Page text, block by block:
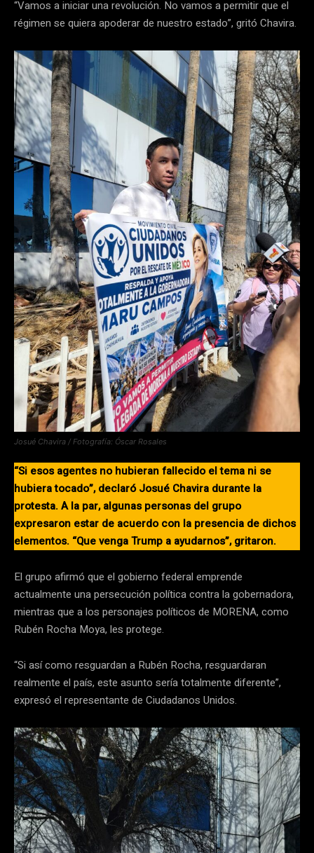
“Vamos a iniciar una revolución. No vamos a permitir que el
régimen se quiera apoderar de nuestro estado”, gritó Chavira.
Josué Chavira / Fotografía: Óscar Rosales
“Si esos agentes no hubieran fallecido el tema ni se
hubiera tocado”, declaró Josué Chavira durante la
protesta. A la par, algunas personas del grupo
expresaron estar de acuerdo con la presencia de dichos
elementos. “Que venga Trump a ayudarnos”, gritaron.
El grupo afirmó que el gobierno federal emprende
actualmente una persecución política contra la gobernadora,
mientras que a los personajes políticos de MORENA, como
Rubén Rocha Moya, les protege.
“Si así como resguardan a Rubén Rocha, resguardaran
realmente el país, este asunto sería totalmente diferente”,
expresó el representante de Ciudadanos Unidos.